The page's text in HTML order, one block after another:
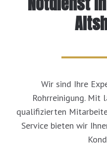
Wir sind Ihre
Rohrreinigung. Mit
qualifizierten
Service bieten wir